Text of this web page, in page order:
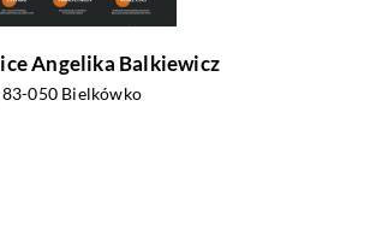
Angelika Balkiewicz
050 Bielkówko